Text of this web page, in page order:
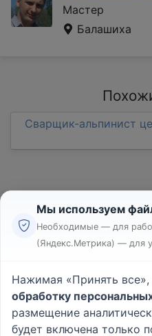
Мастер
Балашиха
Сварщик-альпинист
Политика
Вопрос -
Мы используем
Необходимые — для
(Яндекс.Метрика) — для
Нажимая «Принять
обработку
размещение
будет включена только